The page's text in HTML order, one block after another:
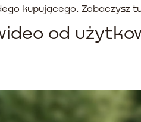
kupującego. Zobaczysz
od